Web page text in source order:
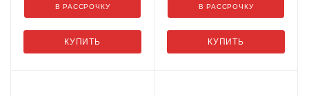
КУПИТЬ
В РАССРОЧКУ
КУПИТЬ
В РАССРОЧКУ